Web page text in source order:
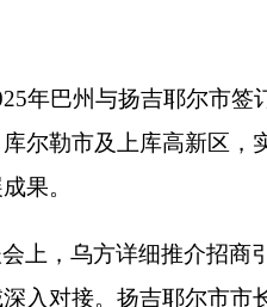
年巴州与扬吉耶尔市
尔勒市及上库高新区
果。
上，乌方详细推介招商
入对接。扬吉耶尔市市